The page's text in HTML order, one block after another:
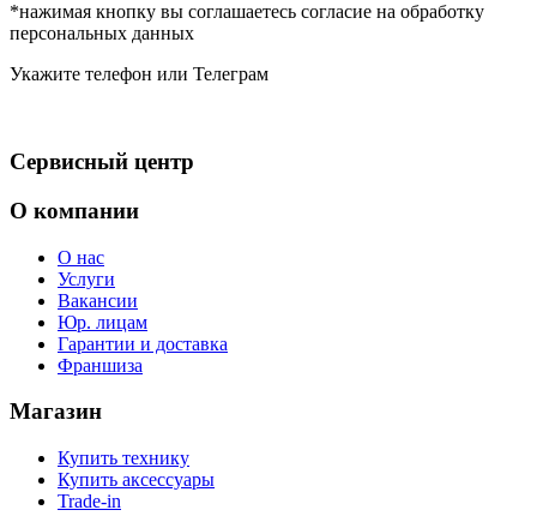
*нажимая кнопку вы соглашаетесь согласие на обработку
персональных данных
Укажите телефон или Телеграм
Сервисный центр
О компании
О нас
Услуги
Вакансии
Юр. лицам
Гарантии и доставка
Франшиза
Магазин
Купить технику
Купить аксессуары
Trade-in